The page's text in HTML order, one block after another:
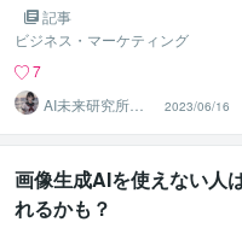
記事
ビジネス・マーケティング
7
AI未来研究所｜A
Iツールコンサル
タント
2023/06/16
画像生成AIを使えない人
れるかも？